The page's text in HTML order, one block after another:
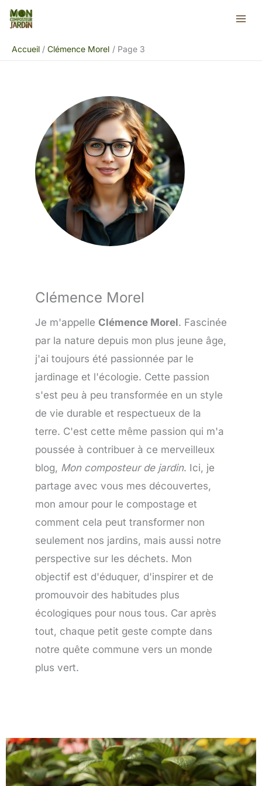
Aller
Accueil
Clémence Morel Page 3
Clémence Morel
Je m'appelle Clémence Morel. Fascinée
par la nature depuis mon plus jeune âge,
j'ai toujours été passionnée par le
jardinage et l'écologie. Cette passion
s'est peu à peu transformée en un style
de vie durable et respectueux de la
terre. C'est cette même passion qui m'a
poussée à contribuer à ce merveilleux
blog, Mon composteur de jardin. Ici, je
partage avec vous mes découvertes,
mon amour pour le compostage et
comment cela peut transformer non
seulement nos jardins, mais aussi notre
perspective sur les déchets. Mon
objectif est d'éduquer, d'inspirer et de
promouvoir des habitudes plus
écologiques pour nous tous. Car après
tout, chaque petit geste compte dans
notre quête commune vers un monde
plus vert.